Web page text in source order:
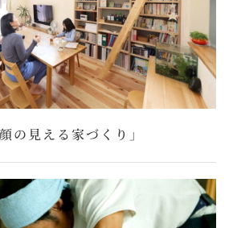
の見える家づくり」